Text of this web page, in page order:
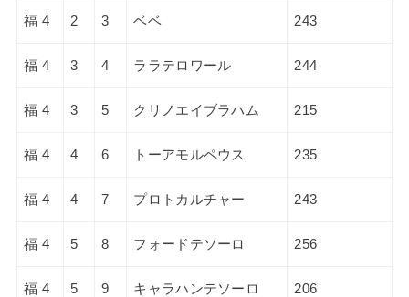
福 4 2 3 ベベ 243
福 4 3 4 ララテロワール 244
福 4 3 5 クリノエイブラハム 215
福 4 4 6 トーアモルペウス 235
福 4 4 7 プロトカルチャー 243
福 4 5 8 フォードテソーロ 256
福 4 5 9 キャラハンテソーロ 206